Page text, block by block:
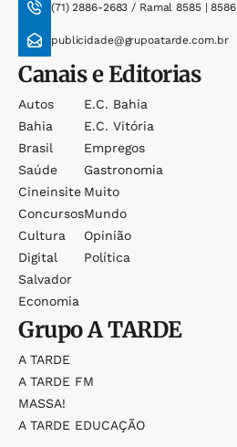
(71) 2886-2683 / Ramal 8585 | 8586
publicidade@grupoatarde.com.br
Canais e Editorias
Autos
Bahia
Brasil
Saúde
Cineinsite
Concursos
Cultura
Digital
Salvador
Economia
E.c. Bahia
E.c. Vitória
Empregos
Gastronomia
Muito
Mundo
Opinião
Política
GrupoA TARDE
A TARDE
A TARDE FM
MASSA!
A TARDE EDUCAÇÃO